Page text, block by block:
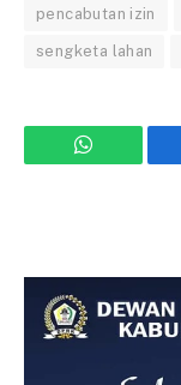
pencabutan izin
sengketa lahan
WhatsApp